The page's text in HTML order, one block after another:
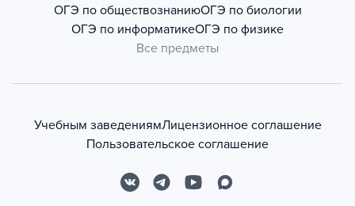
ОГЭ по обществознаниюОГЭ по биологии
ОГЭ по информатикеОГЭ по физике
Все предметы
Учебным заведениямЛицензионное соглашение
Пользовательское соглашение